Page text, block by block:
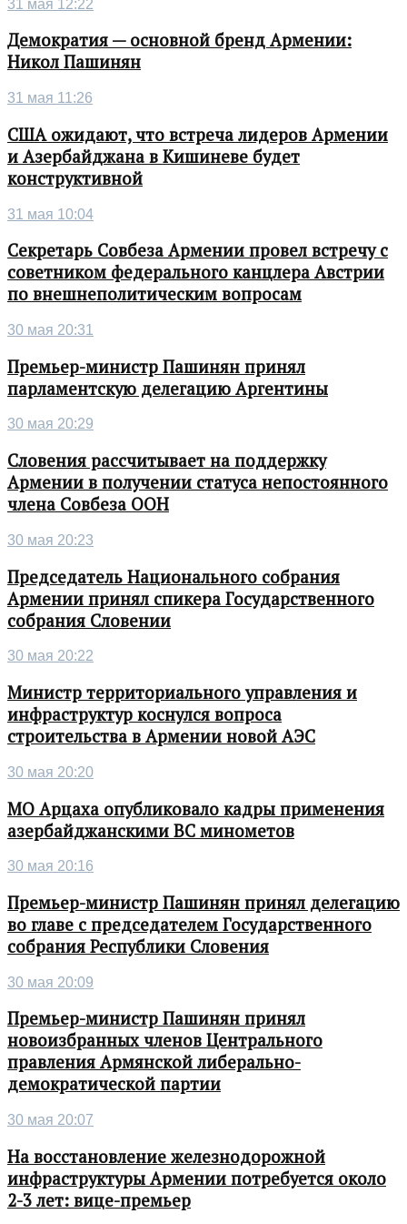
31 мая 12:22
Демократия — основной бренд Армении:
Никол Пашинян
31 мая 11:26
США ожидают, что встреча лидеров Армении
и Азербайджана в Кишиневе будет
конструктивной
31 мая 10:04
Секретарь Совбеза Армении провел встречу с
советником федерального канцлера Австрии
по внешнеполитическим вопросам
30 мая 20:31
Премьер-министр Пашинян принял
парламентскую делегацию Аргентины
30 мая 20:29
Словения рассчитывает на поддержку
Армении в получении статуса непостоянного
члена Совбеза ООН
30 мая 20:23
Председатель Национального собрания
Армении принял спикера Государственного
собрания Словении
30 мая 20:22
Министр территориального управления и
инфраструктур коснулся вопроса
строительства в Армении новой АЭС
30 мая 20:20
МО Арцаха опубликовало кадры применения
азербайджанскими ВС минометов
30 мая 20:16
Премьер-министр Пашинян принял делегацию
во главе с председателем Государственного
собрания Республики Словения
30 мая 20:09
Премьер-министр Пашинян принял
новоизбранных членов Центрального
правления Армянской либерально-
демократической партии
30 мая 20:07
На восстановление железнодорожной
инфраструктуры Армении потребуется около
2-3 лет: вице-премьер